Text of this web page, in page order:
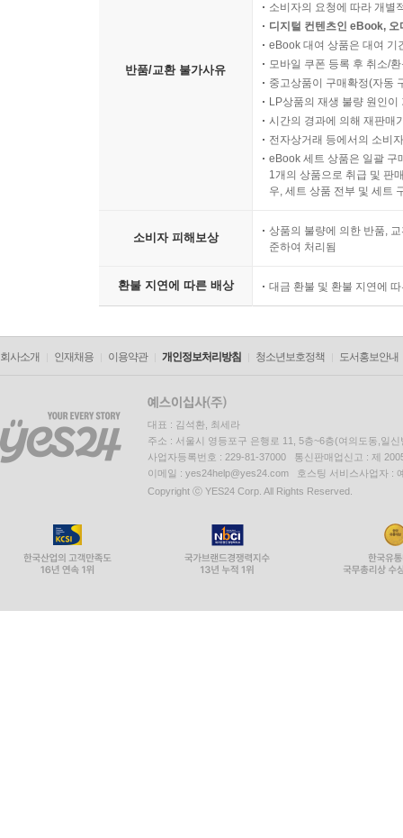
반품/교환 불가사유
소비자의 요청에 따라 개별
디지털 컨텐츠인 eBook,
eBook 대여 상품은 대여 기
모바일 쿠폰 등록 후 취소/
중고상품이 구매확정(자동
LP상품의 재생 불량 원인
시간의 경과에 의해 재판매
전자상거래 등에서의 소비
eBook 세트 상품은 일괄 구
1개의 상품으로 취급 및 판
우, 세트 상품 전부 및 세트
소비자 피해보상
상품의 불량에 의한 반품,
준하여 처리됨
환불 지연에 따른 배상 대금 환불 및 환불 지연에
회사소개 인재채용 이용약관 개인정보처리방침 청소년보호정책 도서홍보안내
대표 : 김석환, 최세라
주소 : 서울시 영등포구 은행로 11, 5층~6층(여의도동,일신
사업자등록번호 : 229-81-37000 통신판매업신고 : 제
이메일 : yes24help@yes24.com 호스팅 서비스사업자 :
Copyright ⓒ YES24 Corp. All Rights Reserved.